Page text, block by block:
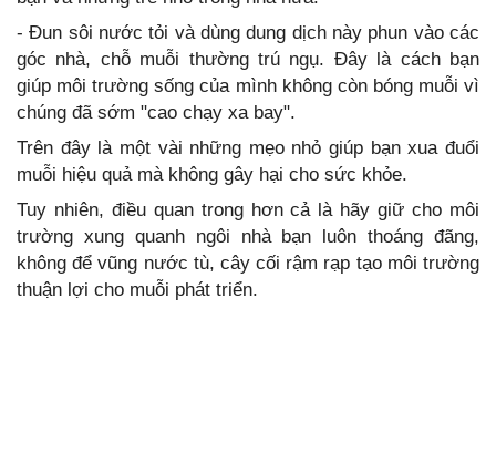
- Đun sôi nước tỏi và dùng dung dịch này phun vào các
góc nhà, chỗ muỗi thường trú ngụ. Đây là cách bạn
giúp môi trường sống của mình không còn bóng muỗi vì
chúng đã sớm "cao chạy xa bay".
Trên đây là một vài những mẹo nhỏ giúp bạn xua đuổi
muỗi hiệu quả mà không gây hại cho sức khỏe.
Tuy nhiên, điều quan trong hơn cả là hãy giữ cho môi
trường xung quanh ngôi nhà bạn luôn thoáng đãng,
không để vũng nước tù, cây cối rậm rạp tạo môi trường
thuận lợi cho muỗi phát triển.